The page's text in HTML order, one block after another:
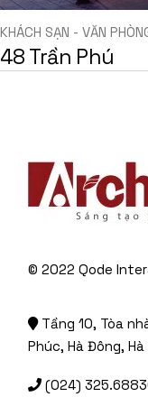
KHÁCH SẠN - VĂN
48 Trần Phú
© 2022Qode
Tầng 10, Tòa
Phúc, Hà Đông, Hà
(024)